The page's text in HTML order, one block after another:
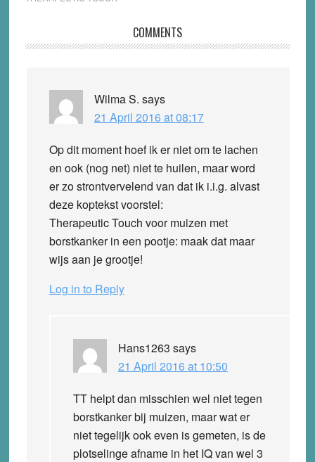
Interactions
COMMENTS
Wilma S. says
21 April 2016 at 08:17
Op dit moment hoef ik er niet om te lachen
en ook (nog net) niet te huilen, maar word
er zo strontvervelend van dat ik i.i.g. alvast
deze koptekst voorstel:
Therapeutic Touch voor muizen met
borstkanker in een pootje: maak dat maar
wijs aan je grootje!
Log in to Reply
Hans1263 says
21 April 2016 at 10:50
TT helpt dan misschien wel niet tegen
borstkanker bij muizen, maar wat er
niet tegelijk ook even is gemeten, is de
plotselinge afname in het IQ van wel 3